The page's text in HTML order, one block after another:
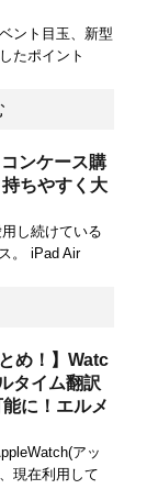
ント目玉、新型
たポイント
ンケース購
ちやすく大
し続けている
。 iPad Air
め！】Watc
タイム翻訳
に！エルメ
アッ
現在利用して